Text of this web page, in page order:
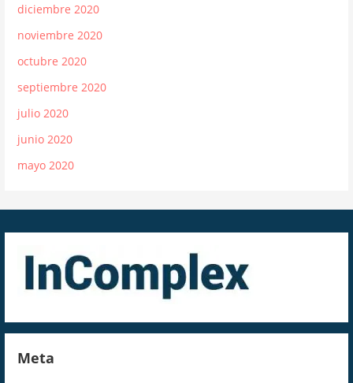
diciembre 2020
noviembre 2020
octubre 2020
septiembre 2020
julio 2020
junio 2020
mayo 2020
Meta